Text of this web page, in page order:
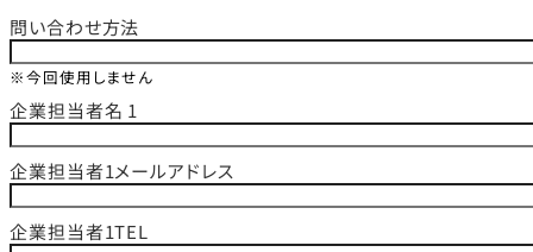
問い合わせ方法
※今回使用しません
企業担当者名 1
企業担当者1メールアドレス
企業担当者1TEL